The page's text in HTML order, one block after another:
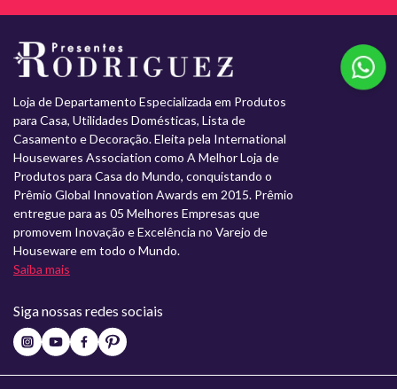
Loja de Departamento Especializada em Produtos
para Casa, Utilidades Domésticas, Lista de
Casamento e Decoração. Eleita pela International
Housewares Association como A Melhor Loja de
Produtos para Casa do Mundo, conquistando o
Prêmio Global Innovation Awards em 2015. Prêmio
entregue para as 05 Melhores Empresas que
promovem Inovação e Excelência no Varejo de
Houseware em todo o Mundo.
Saiba mais
Siga nossas redes sociais